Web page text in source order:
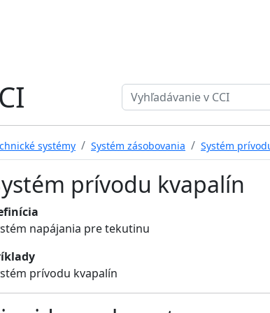
Search term
systémy Systém zásobovania Systém
prívodu kvapalín
napájania pre tekutinu
prívodu kvapalín